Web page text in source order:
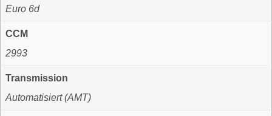
Euro 6d
CCM
2993
Transmission
Automatisiert (AMT)